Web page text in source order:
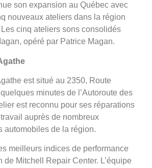
son expansion au Québec avec
nouveaux ateliers dans la région
cinq ateliers sons consolidés
opéré par Patrice Magan.
est situé au 2350, Route
minutes de l’Autoroute des
est reconnu pour ses réparations
auprès de nombreux
automobiles de la région.
meilleurs indices de performance
de Mitchell Repair Center. L’équipe